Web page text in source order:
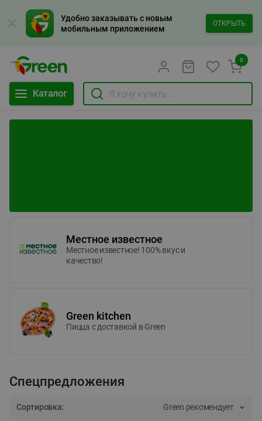
Удобно заказывать с новым
мобильным приложением
ОТКРЫТЬ
Каталог
0
Местное известное
Местное известное! 100% вкус и
качество!
Green kitchen
Пицца c доставкой в Green
Спецпредложения
Сортировка: Green рекомендует